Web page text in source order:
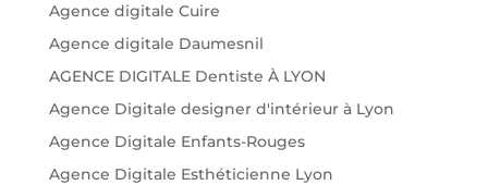
Agence digitale Cuire
Agence digitale Daumesnil
AGENCE DIGITALE Dentiste À LYON
Agence Digitale designer d'intérieur à Lyon
Agence Digitale Enfants-Rouges
Agence Digitale Esthéticienne Lyon